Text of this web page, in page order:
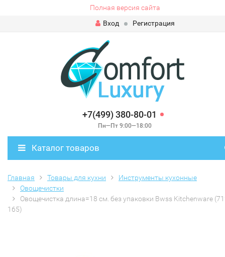
Полная версия сайта
Вход
Регистрация
+7(499) 380-80-01
Пн—Пт 9:00—18:00
Каталог товаров
Главная Товары для кухни
Инструменты кухонные
Овощечистки
Овощечистка длина=18 см. без упаковки Bwss Kitchenware
165)